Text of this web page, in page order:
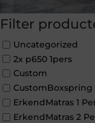
Filter
Uncategorized
2x p650 1pers
Custom
CustomBoxspring
ErkendMatras 1
ErkendMatras 2